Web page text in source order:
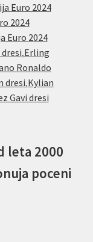
Euro 2024
2024
Euro 2024
,Erling
Ronaldo
dresi,Kylian
Gavi dresi
leta 2000
poceni